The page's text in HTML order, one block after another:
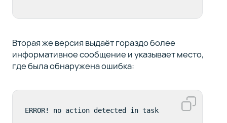
Вторая же версия выдаёт гораздо более
информативное сообщение и указывает место,
где была обнаружена ошибка:
ERROR! no action detected in task